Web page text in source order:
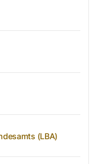
(LBA)